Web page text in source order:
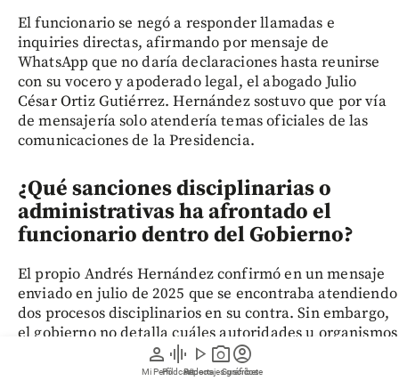
person
Mi Perfil
graphic_eq
Pódcast
play_arrow
Videos
photo_camera
Reportajes gráficos
account_circle
Suscríbete
El funcionario se negó a responder llamadas e
inquiries directas, afirmando por mensaje de
WhatsApp que no daría declaraciones hasta reunirse
con su vocero y apoderado legal, el abogado Julio
César Ortiz Gutiérrez. Hernández sostuvo que por vía
de mensajería solo atendería temas oficiales de las
comunicaciones de la Presidencia.
¿Qué sanciones disciplinarias o
administrativas ha afrontado el
funcionario dentro del Gobierno?
El propio Andrés Hernández confirmó en un mensaje
enviado en julio de 2025 que se encontraba atendiendo
dos procesos disciplinarios en su contra. Sin embargo,
el gobierno no detalla cuáles autoridades u organismos
del Estado abrieron dichas investigaciones ni el estado
sancionatorio de las mismas.